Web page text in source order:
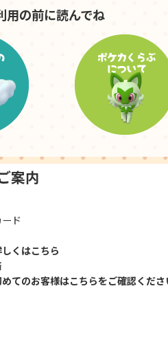
用の前に読んでね
案内
ド
しくはこちら
めてのお客様はこちらをご確認くださ